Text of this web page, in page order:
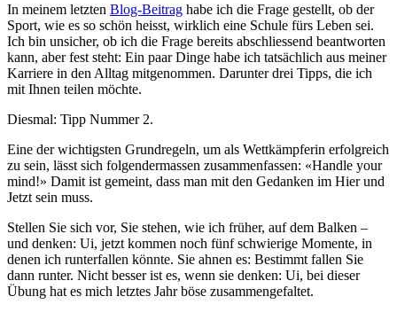
In meinem letzten Blog-Beitrag habe ich die Frage gestellt, ob der
Sport, wie es so schön heisst, wirklich eine Schule fürs Leben sei.
Ich bin unsicher, ob ich die Frage bereits abschliessend beantworten
kann, aber fest steht: Ein paar Dinge habe ich tatsächlich aus meiner
Karriere in den Alltag mitgenommen. Darunter drei Tipps, die ich
mit Ihnen teilen möchte.
Diesmal: Tipp Nummer 2.
Eine der wichtigsten Grundregeln, um als Wettkämpferin erfolgreich
zu sein, lässt sich folgendermassen zusammenfassen: «Handle your
mind!» Damit ist gemeint, dass man mit den Gedanken im Hier und
Jetzt sein muss.
Stellen Sie sich vor, Sie stehen, wie ich früher, auf dem Balken –
und denken: Ui, jetzt kommen noch fünf schwierige Momente, in
denen ich runterfallen könnte. Sie ahnen es: Bestimmt fallen Sie
dann runter. Nicht besser ist es, wenn sie denken: Ui, bei dieser
Übung hat es mich letztes Jahr böse zusammengefaltet.